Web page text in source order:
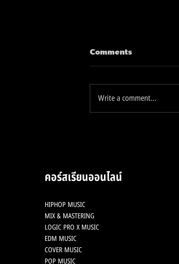
Comments
Write a comment...
คอร์สเรียนออนไลน์
HIPHOP MUSIC
MIX & MASTERING
LOGIC PRO X MUSIC
EDM MUSIC
COVER MUSIC
POP MUSIC